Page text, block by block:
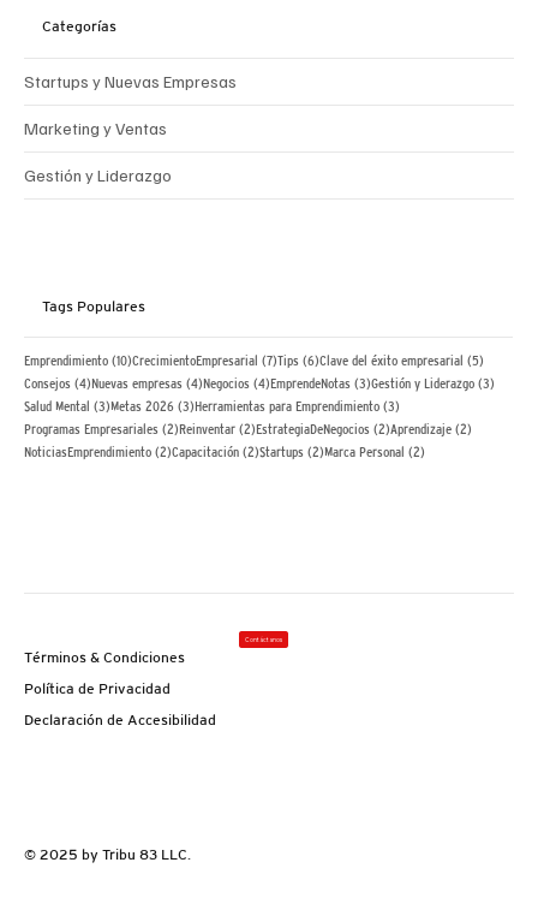
Categorías
Startups y Nuevas Empresas
Marketing y Ventas
Gestión y Liderazgo
Tags Populares
Emprendimiento (10)10 posts
CrecimientoEmpresarial (7)7 posts
Tips (6)6 posts
Clave del éxito empresarial (5)
Consejos (4)4 posts
Nuevas empresas (4)4 posts
Negocios (4)4 posts
EmprendeNotas (3)3 posts
Gestión y Liderazgo (3)
Salud Mental (3)3 posts
Metas 2026 (3)3 posts
Herramientas para Emprendimiento (3)
Programas Empresariales (2)2 posts
Reinventar (2)2 posts
EstrategiaDeNegocios (2)2 posts
Aprendizaje (2)
NoticiasEmprendimiento (2)2 posts
Capacitación (2)2 posts
Startups (2)2 posts
Marca Personal (2)
Contáctanos
Términos & Condiciones
Política de Privacidad
Declaración de Accesibilidad
© 2025 by Tribu 83 LLC.